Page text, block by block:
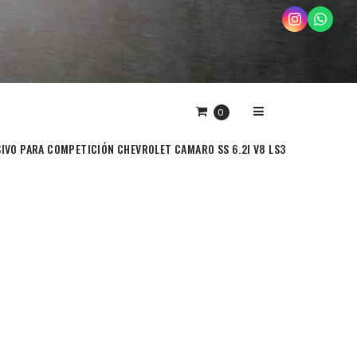
0
PARA COMPETICIÓN CHEVROLET CAMARO SS 6.2I V8 LS3